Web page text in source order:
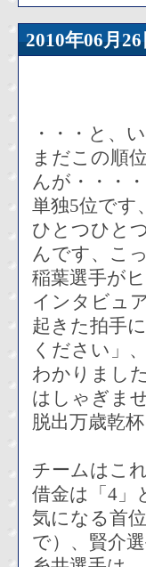
2010年06
・・・と、
まだこの順
んが・・・
単独5位です
ひとつひと
んです、こ
稲葉選手が
インタビュ
起きた拍手
ください」
わかりまし
はしゃぎま
脱出万歳乾
チームはこ
借金は「4」
気になる首
で）、賢介